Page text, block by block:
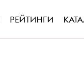
РЕЙТИНГИ